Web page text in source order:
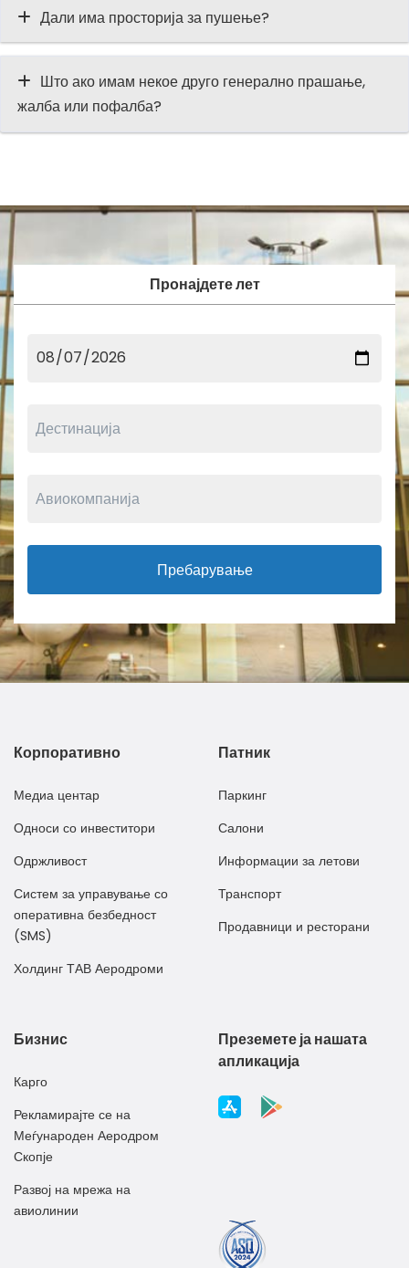
Дали има просторија за пушење?
Што ако имам некое друго генерално прашање,
жалба или пофалба?
Пронајдете лет
Пребарување
Корпоративно
Медиа центар
Односи со инвеститори
Одржливост
Систем за управување со
оперативна безбедност
(SMS)
Холдинг ТАВ Аеродроми
Патник
Паркинг
Салони
Информации за летови
Транспорт
Продавници и ресторани
Бизнис
Карго
Рекламирајте се на
Меѓународен Аеродром
Скопје
Развој на мрежа на
авиолинии
Преземете ја нашата
апликација